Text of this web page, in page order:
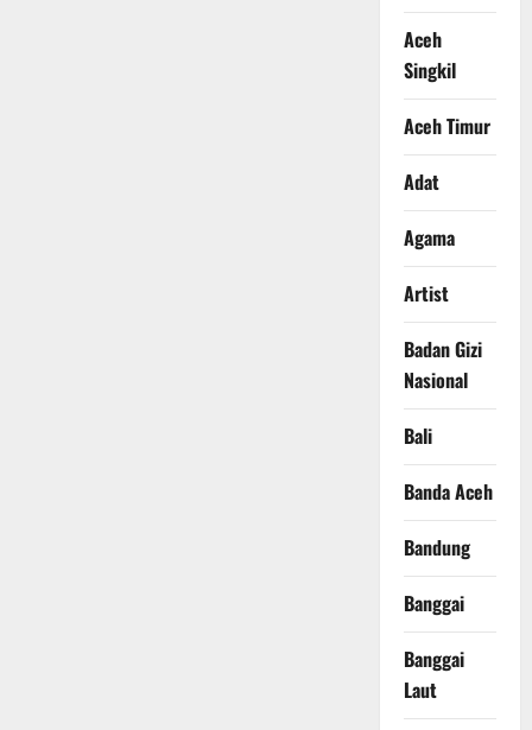
Aceh
Singkil
Aceh Timur
Adat
Agama
Artist
Badan Gizi
Nasional
Bali
Banda Aceh
Bandung
Banggai
Banggai
Laut